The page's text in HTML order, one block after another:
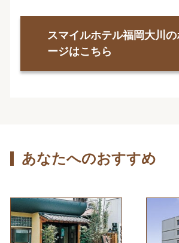
スマイルホテル福岡大川
ージはこちら
あなたへのおすすめ